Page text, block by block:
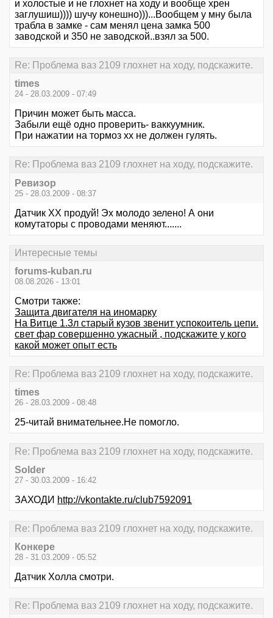
и холостые и не глохнет на ходу и вообще хрен
заглушиш)))) шучу конешно)))...Вообщем у мну была
трабла в замке - сам менял цена замка 500
заводской и 350 не заводской..взял за 500.
Re: Проблема ваз 2109 глохнет на ходу, подскажите.
times
24 - 28.03.2009 - 07:49
Причин может быть масса.
Забыли ещё одно проверить- ваккуумник.
При нажатии на тормоз хх не должен гулять.
Re: Проблема ваз 2109 глохнет на ходу, подскажите.
Ревизор
25 - 28.03.2009 - 08:37
Датчик ХХ продуй! Эх молодо зелено! А они
комутаторы с проводами меняют.......
Интересные темы
forums-kuban.ru
08.08.2026 - 13:01
Смотри также:
Защита двигателя на иномарку
На Витце 1.3л старый кузов звенит успокоитель цепи.
свет фар совершенно ужасный , подскажите у кого
какой может опыт есть
Re: Проблема ваз 2109 глохнет на ходу, подскажите.
times
26 - 28.03.2009 - 08:48
25-читай внимательнее.Не помогло.
Re: Проблема ваз 2109 глохнет на ходу, подскажите.
Solder
27 - 30.03.2009 - 16:42
ЗАХОДИ http://vkontakte.ru/club7592091
Re: Проблема ваз 2109 глохнет на ходу, подскажите.
Конкере
28 - 31.03.2009 - 05:52
Датчик Холла смотри.
Re: Проблема ваз 2109 глохнет на ходу, подскажите.